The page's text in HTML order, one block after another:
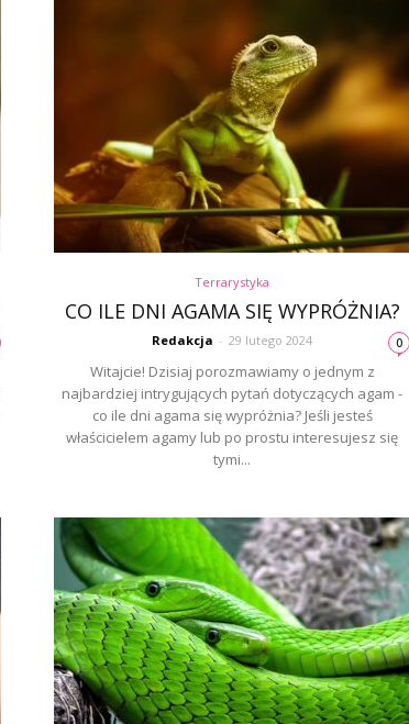
Terrarystyka
CO ILE DNI AGAMA SIĘ WYPRÓŻNIA?
Redakcja - 29 lutego 2024 0
Witajcie! Dzisiaj porozmawiamy o jednym z
najbardziej intrygujących pytań dotyczących agam -
co ile dni agama się wypróżnia? Jeśli jesteś
właścicielem agamy lub po prostu interesujesz się
tymi...